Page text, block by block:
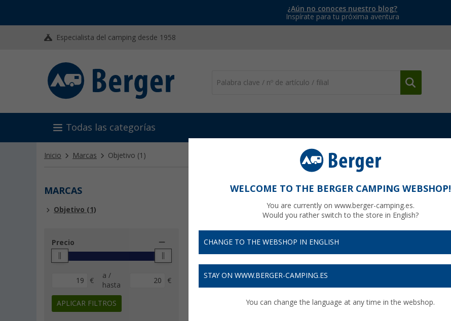
¿Aún no conoces nuestro blog?
Inspírate para tu próxima aventura
Especialista del camping desde 1958
Todas las categorías
Inicio Marcas Objetivo (1)
MARCAS
Objetivo (1)
Precio
€
a /
hasta
€
APLICAR FILTROS
OBJETIVOWELCOME TO THE BERGER CAMPING WEBSHOP!
You are currently on www.berger-camping.es.
Would you rather switch to the store in English?
CHANGE TO THE WEBSHOP IN ENGLISH
STAY ON WWW.BERGER-CAMPING.ES
You can change the language at any time in the webshop.